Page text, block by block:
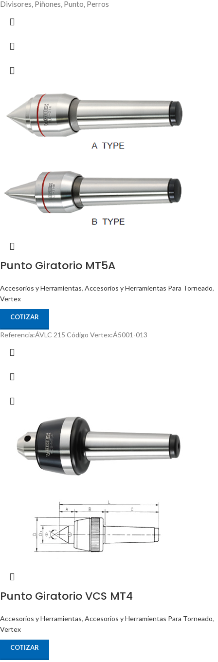
Divisores, Piñones, Punto, Perros
Punto Giratorio MT5A
Accesorios y Herramientas, Accesorios y Herramientas Para Torneado,
Vertex
COTIZAR
Referencia:ÁVLC 215 Código Vertex:Á5001-013
Punto Giratorio VCS MT4
Accesorios y Herramientas, Accesorios y Herramientas Para Torneado,
Vertex
COTIZAR